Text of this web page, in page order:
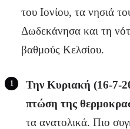
του Ιονίου, τα νησιά
Δωδεκάνησα και τη
βαθμούς Κελσίου.
Την Κυριακή (16-7-
πτώση της
τα ανατολικά. Πιο